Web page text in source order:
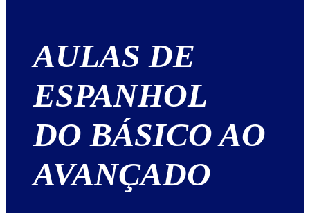
AULAS DE
ESPANHOL
DO BÁSICO AO
AVANÇADO